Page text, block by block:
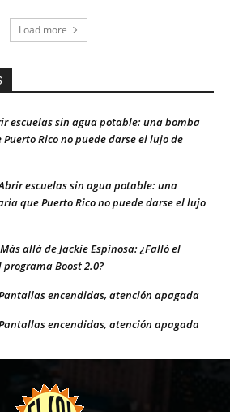
Load more
escuelas sin agua potable: una bomba
Rico no puede darse el lujo de
escuelas sin agua potable: una
que Puerto Rico no puede darse el lujo
Más allá de Jackie Espinosa: ¿Falló el
Boost 2.0?
encendidas, atención apagada
encendidas, atención apagada